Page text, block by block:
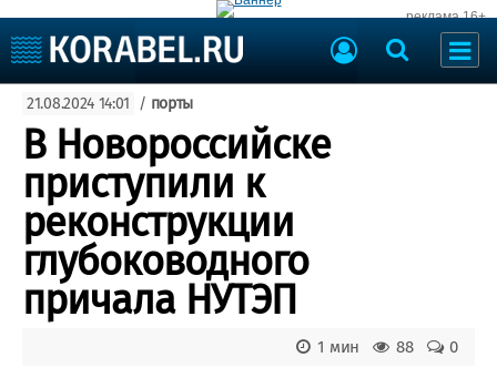
реклама 16+
Судоходство
Судоремонт
События
Порты
Рыболовство
ВМФ
Образование
Яхты и катера
Еще
Судостроение
Доска объявлений
21.08.2024 14:01 / порты
В Новороссийске
приступили к
реконструкции
глубоководного
причала НУТЭП
0
88
1 мин